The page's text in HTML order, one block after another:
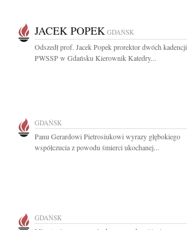
JACEK POPEK GDAŃSK
Odszedł prof. Jacek Popek prorektor dwóch kadencji
PWSSP w Gdańsku Kierownik Katedry...
GDAŃSK
Panu Gerardowi Pietrosiukowi wyrazy głębokiego
współczucia z powodu śmierci ukochanej...
GDAŃSK